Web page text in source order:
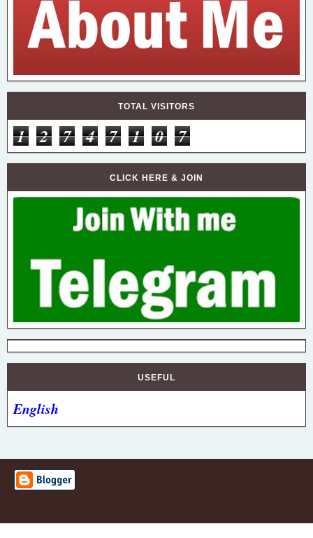
TOTAL VISITORS
1 2 7 4 7 1 0 7
CLICK HERE & JOIN
USEFUL
English